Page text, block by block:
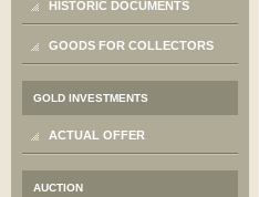
HISTORIC DOCUMENTS
GOODS FOR COLLECTORS
GOLD INVESTMENTS
ACTUAL OFFER
AUCTION